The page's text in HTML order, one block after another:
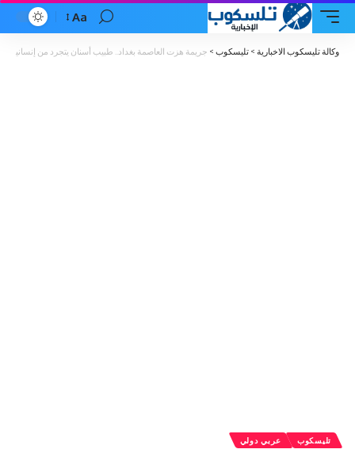
Font
Resizer
Aa
وكالة تليسكوب الاخبارية > تليسكوب > جريمة هزت العاصمة بغداد.. طبيب أسنان يتجرد من إنسانيته
تليسكوب عربي دولي